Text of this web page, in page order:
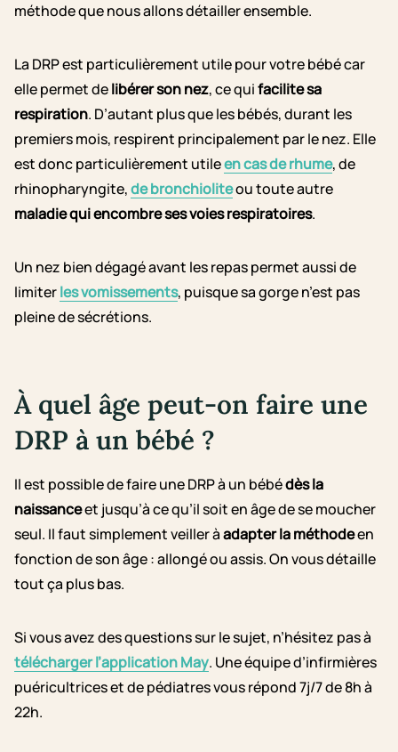
méthode que nous allons détailler ensemble.
La DRP est particulièrement utile pour votre bébé car
elle permet delibérer son nez, ce quifacilite sa
respiration. D’autant plus que les bébés, durant les
premiers mois, respirent principalement par le nez. Elle
est donc particulièrement utileen cas de rhume, de
rhinopharyngite,de bronchioliteou toute autre
maladie qui encombre ses voies respiratoires.
Un nez bien dégagé avant les repas permet aussi de
limiterles vomissements, puisque sa gorge n’est pas
pleine de sécrétions.
À quel âge peut-on faire une
DRP à un bébé ?
Il est possible de faire une DRP à un bébédès la
naissanceet jusqu’à ce qu’il soit en âge de se moucher
seul. Il faut simplement veiller àadapter la méthodeen
fonction de son âge : allongé ou assis. On vous détaille
tout ça plus bas.
Si vous avez des questions sur le sujet, n’hésitez pas à
télécharger l’application May. Une équipe d’infirmières
puéricultrices et de pédiatres vous répond 7j/7 de 8h à
22h.